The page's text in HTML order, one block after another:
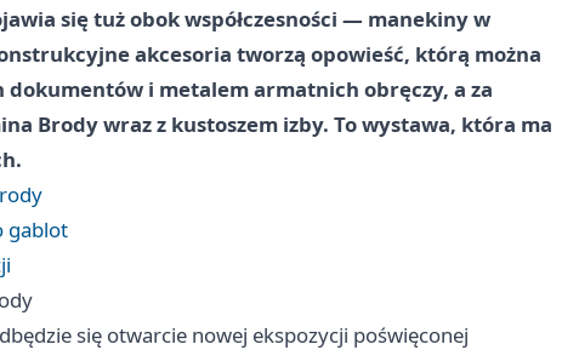
się tuż obok współczesności — manekiny w
akcesoria tworzą opowieść, którą można
i metalem armatnich obręczy, a za
Brody wraz z kustoszem izby. To wystawa, która ma
gablot
się otwarcie nowej ekspozycji poświęconej